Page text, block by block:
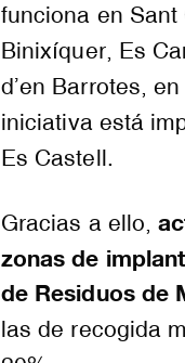
funciona en
Binixíquer, Es
d’en Barrotes,
iniciativa está
Es Castell.
Gracias a ello,
zonas de
de Residuos de
las de recogida